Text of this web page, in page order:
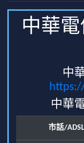
中華
中
中華
市話/